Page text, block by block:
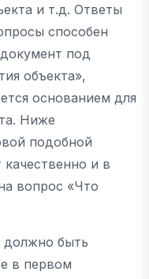
и т.д. Ответы
способен
под
объекта»,
основанием для
Ниже
подобной
и в
вопрос «Что
быть
в первом